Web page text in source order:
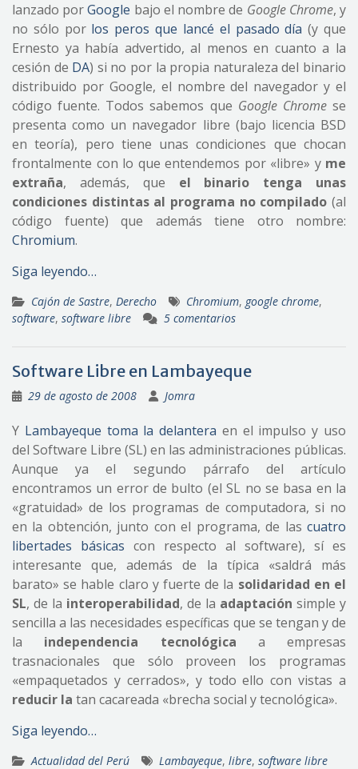
lanzado porGoogle bajo el nombre de Google Chrome, y
no sólo por los peros que lancé el pasado día (y que
Ernesto ya había advertido, al menos en cuanto a la
cesión de DA) si no por la propia naturaleza del binario
distribuido por Google, el nombre del navegador y el
código fuente. Todos sabemos que Google Chromese
presenta como un navegador libre (bajo licencia BSD
en teoría), pero tiene unas condiciones que chocan
frontalmente con lo que entendemos por «libre» y me
extraña, además, que el binario tenga unas
condiciones distintas al programa no compilado (al
código fuente) que además tiene otro nombre:
Chromium.
Siga leyendo…
Cajón de Sastre, Derecho Chromium, google chrome,
software, software libre 5 comentarios
Software Libre en Lambayeque
29 de agosto de 2008 Jomra
Y Lambayeque toma la delantera en el impulso y uso
del Software Libre (SL) en las administraciones públicas.
Aunque ya el segundo párrafo del artículo
encontramos un error de bulto (el SL no se basa en la
«gratuidad» de los programas de computadora, si no
en la obtención, junto con el programa, de las cuatro
libertades básicas con respecto al software), sí es
interesante que, además de la típica «saldrá más
barato» se hable claro y fuerte de la solidaridad en el
SL, de la interoperabilidad, de la adaptación simple y
sencilla a las necesidades específicas que se tengan y de
la independencia tecnológica a empresas
trasnacionales que sólo proveen los programas
«empaquetados y cerrados», y todo ello con vistas a
reducir la tan cacareada «brecha social y tecnológica».
Siga leyendo…
Actualidad del Perú Lambayeque, libre, software libre